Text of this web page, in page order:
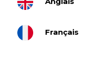
Français